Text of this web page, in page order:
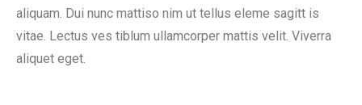
aliquam. Dui nunc mattiso nim ut tellus eleme sagitt is
vitae. Lectus ves tiblum ullamcorper mattis velit. Viverra
aliquet eget.